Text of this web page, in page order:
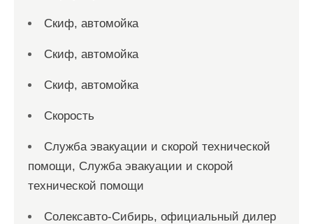
Скиф, автомойка
Скиф, автомойка
Скиф, автомойка
Скорость
Служба эвакуации и скорой технической
помощи, Служба эвакуации и скорой
технической помощи
Солексавто-Сибирь, официальный дилер